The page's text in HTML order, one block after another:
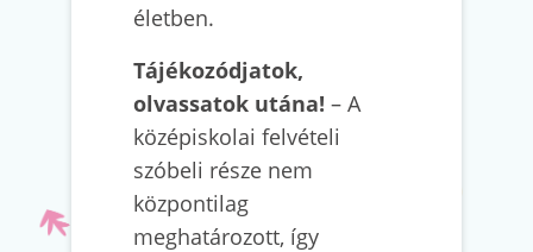
életben.
Tájékozódjatok,
olvassatok utána! – A
középiskolai felvételi
szóbeli része nem
központilag
meghatározott, így